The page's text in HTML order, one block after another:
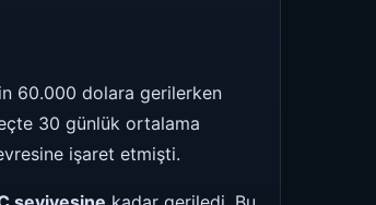
60.000 dolara gerilerken
30 günlük ortalama
işaret etmişti.